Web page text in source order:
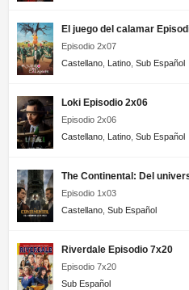
El juego del calamar
Episodio 2x07
Castellano
Latino Sub Español
Loki Episodio 2x06
Episodio 2x06
Castellano
Latino Sub Español
The Continental: Del
Episodio 1x03
Castellano Sub Español
Riverdale Episodio 7x20
Episodio 7x20
Sub Español